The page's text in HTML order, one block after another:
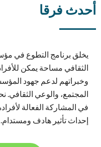
أحدث فرقا
يخلق برنامج التطوع في
الثقافي مساحة يمكن
وخبراتهم لدعم جهود
المجتمع، والوعي
في المشاركة الفعالة
إحداث تأثير هادف ومستدام.